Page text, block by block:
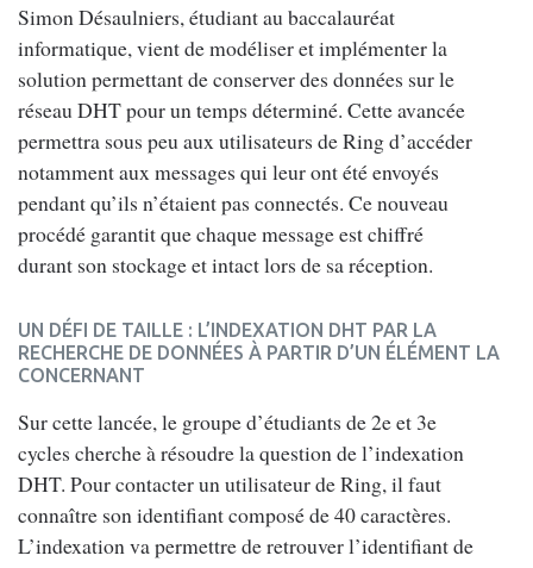
Simon Désaulniers, étudiant au baccalauréat
informatique, vient de modéliser et implémenter la
solution permettant de conserver des données sur le
réseau DHT pour un temps déterminé. Cette avancée
permettra sous peu aux utilisateurs de Ring d’accéder
notamment aux messages qui leur ont été envoyés
pendant qu’ils n’étaient pas connectés. Ce nouveau
procédé garantit que chaque message est chiffré
durant son stockage et intact lors de sa réception.
UN DÉFI DE TAILLE : L’INDEXATION DHT PAR LA
RECHERCHE DE DONNÉES À PARTIR D’UN ÉLÉMENT LA
CONCERNANT
Sur cette lancée, le groupe d’étudiants de 2e et 3e
cycles cherche à résoudre la question de l’indexation
DHT. Pour contacter un utilisateur de Ring, il faut
connaître son identifiant composé de 40 caractères.
L’indexation va permettre de retrouver l’identifiant de